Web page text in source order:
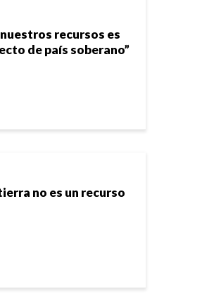
recursos es
de país soberano”
no es un recurso